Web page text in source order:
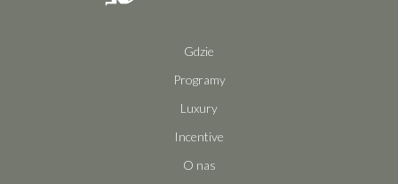
Gdzie
Programy
Luxury
Incentive
O nas